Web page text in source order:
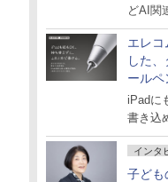
どAI関
エレコ
した
ールペ
タイラ
iPadに
書き込
インタ
子ども